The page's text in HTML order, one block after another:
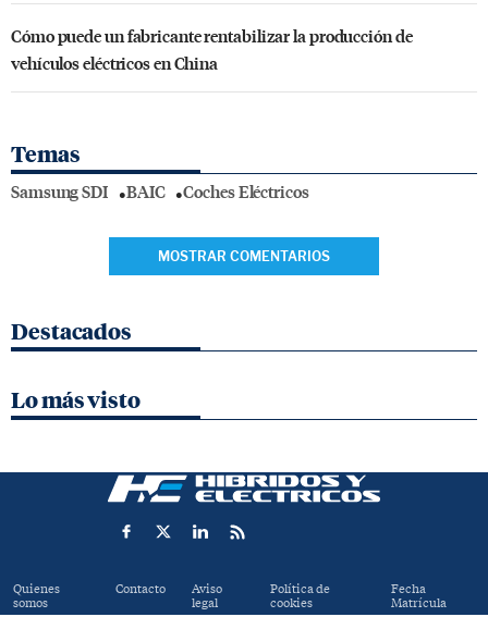
Cómo puede un fabricante rentabilizar la producción de
vehículos eléctricos en China
Temas
Samsung SDI BAIC Coches Eléctricos
MOSTRAR COMENTARIOS
Destacados
Lo más visto
Quienes
somos
Contacto Aviso
legal
Política de
cookies
Fecha
Matrícula